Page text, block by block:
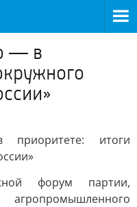
— в
итоги
форум партии,